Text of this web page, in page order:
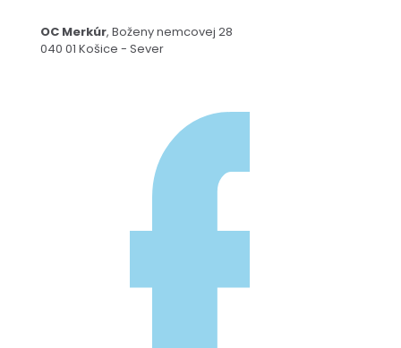
OC Merkúr, Boženy nemcovej 28
040 01 Košice - Sever